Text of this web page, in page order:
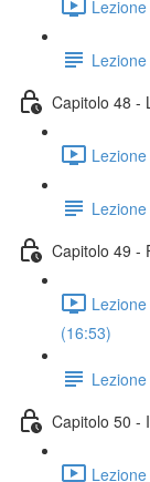
Capitolo 48 -
Capitolo 49 -
(16:53)
Capitolo 50 -